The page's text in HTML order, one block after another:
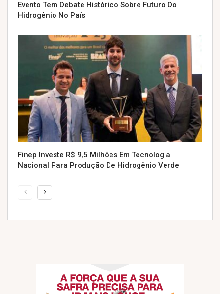
Evento Tem Debate Histórico Sobre Futuro Do
Hidrogênio No País
Finep Investe R$ 9,5 Milhões Em Tecnologia
Nacional Para Produção De Hidrogênio Verde